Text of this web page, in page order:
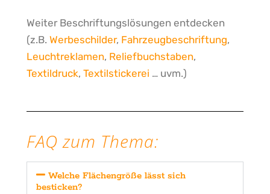
Weiter Beschriftungslösungen entdecken
(z.B. Werbeschilder, Fahrzeugbeschriftung,
Leuchtreklamen, Reliefbuchstaben,
Textildruck, Textilstickerei … uvm.)
FAQ zum Thema:
Welche Flächengröße lässt sich
besticken?